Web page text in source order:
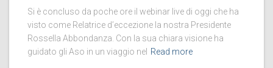
Si è concluso da poche ore il webinar live di oggi che ha
visto come Relatrice d’eccezione la nostra Presidente
Rossella Abbondanza. Con la sua chiara visione ha
guidato gli Aso in un viaggio nel Read more